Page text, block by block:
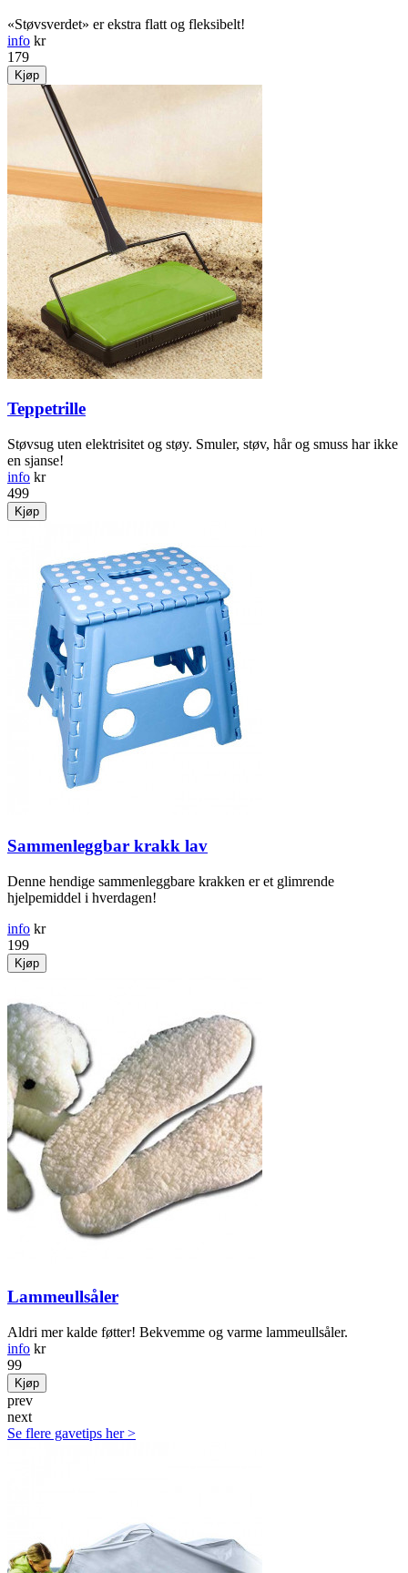
«Støvsverdet» er ekstra flatt og fleksibelt!
info kr
179
Kjøp
Teppetrille
Støvsug uten elektrisitet og støy. Smuler, støv, hår og smuss har ikke
en sjanse!
info kr
499
Kjøp
Sammenleggbar krakk lav
Denne hendige sammenleggbare krakken er et glimrende
hjelpemiddel i hverdagen!
info kr
199
Kjøp
Lammeullsåler
Aldri mer kalde føtter! Bekvemme og varme lammeullsåler.
info kr
99
Kjøp
prev
next
Se flere gavetips her>